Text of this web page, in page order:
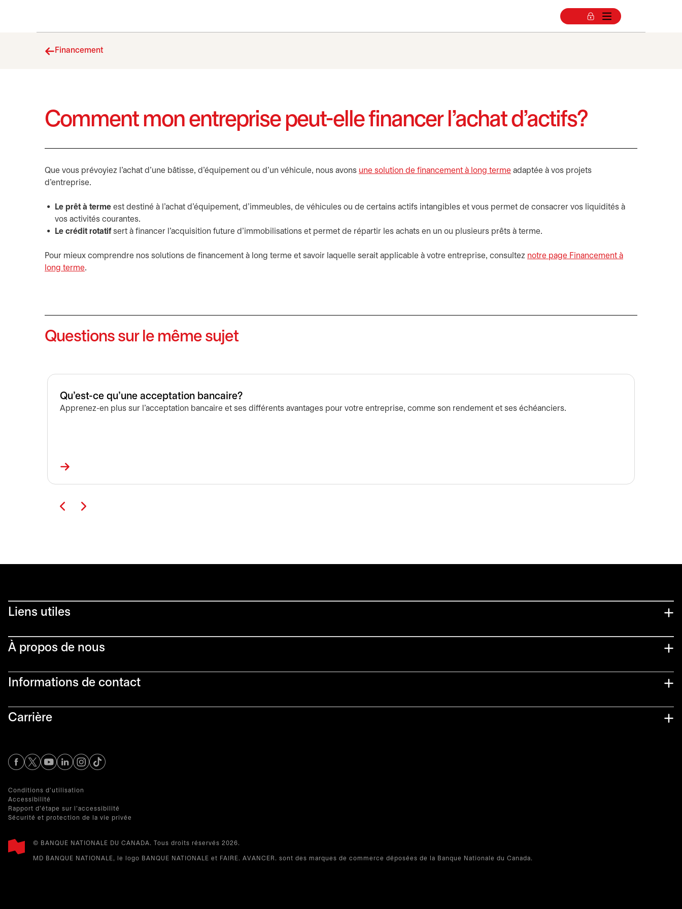
Financement
Comment mon entreprise peut-elle financer l’achat d’actifs?
Que vous prévoyiez l'achat d'une bâtisse, d'équipement ou d’un véhicule, nous avons une solution de financement à long terme adaptée à vos projets
d’entreprise.
Le prêt à terme est destiné à l’achat d’équipement, d’immeubles, de véhicules ou de certains actifs intangibles et vous permet de consacrer vos liquidités à
vos activités courantes.
Le crédit rotatif sert à financer l’acquisition future d’immobilisations et permet de répartir les achats en un ou plusieurs prêts à terme.
Pour mieux comprendre nos solutions de financement à long terme et savoir laquelle serait applicable à votre entreprise, consultez notre page Financement à
long terme.
Questions sur le même sujet
Qu'est-ce qu'une acceptation bancaire?
Apprenez-en plus sur l’acceptation bancaire et ses différents avantages pour votre entreprise, comme son rendement et ses échéanciers.
Liens utiles​
À propos de nous
Informations de contact​
Carrière
s’ouvre dans un nouvel onglet
s’ouvre dans un nouvel onglet
s’ouvre dans un nouvel onglet
s’ouvre dans un nouvel onglet
s’ouvre dans un nouvel onglet
Conditions d'utilisation
Accessibilité
Rapport d'étape sur l'accessibilité
Sécurité et protection de la vie privée
© BANQUE NATIONALE DU CANADA. Tous droits réservés 2026.​
MD BANQUE NATIONALE, le logo BANQUE NATIONALE et FAIRE. AVANCER. sont des marques de commerce déposées de la Banque Nationale du Canada.